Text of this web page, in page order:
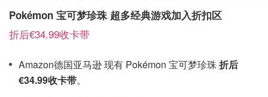
Pokémon 宝可梦珍珠 超多经典游戏加入折扣区
折后€34.99收卡带
Amazon德国亚马逊 现有 Pokémon 宝可梦珍珠折后
€34.99收卡带。